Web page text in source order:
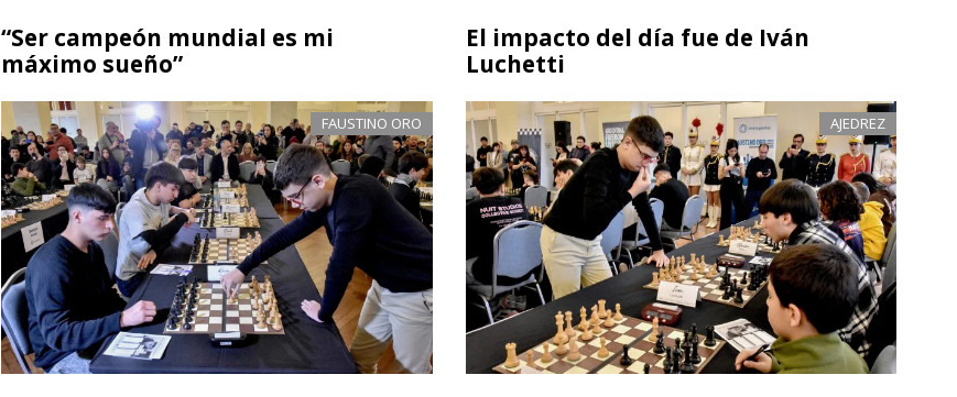
“Ser campeón mundial es mi
máximo sueño”
FAUSTINO ORO
El impacto del día fue de Iván
Luchetti
AJEDREZ